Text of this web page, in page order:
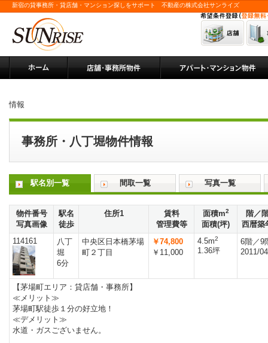
新宿の貸事務所・貸店舗・マンション探しをサポート 不動産の株式会社サンライズ
情報
事務所・八丁堀物件情報
駅名別一覧 間取一覧 写真一覧
物件番号
写真画像
駅名
徒歩
住所1
賃料
管理費等
面積m2
面積(坪)
階／
西暦築
114161
八丁
堀
6分
中央区日本橋茅場
町２丁目
￥74,800
￥11,000
4.5m2
1.36坪
6階／9
2011/04
【茅場町エリア：貸店舗・事務所】
≪メリット≫
茅場町駅徒歩１分の好立地！
≪デメリット≫
水道・ガスございません。